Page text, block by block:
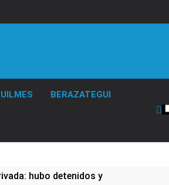
BERAZATEGUI
hubo detenidos y